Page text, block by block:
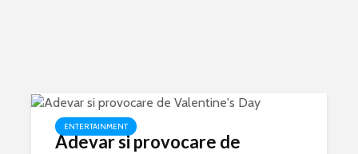
ENTERTAINMENT
Adevar si provocare de